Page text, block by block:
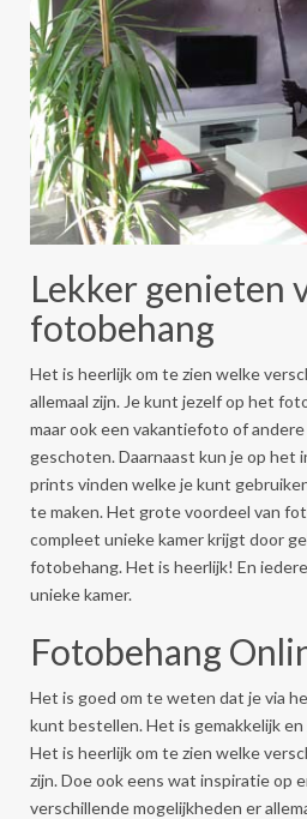
Lekker genieten
fotobehang
Het is heerlijk om te zien welke
allemaal zijn. Je kunt jezelf op het
maar ook een vakantiefoto of
geschoten. Daarnaast kun je op
prints vinden welke je kunt
te maken. Het grote voordeel van
compleet unieke kamer krijgt door
fotobehang. Het is heerlijk! En
unieke kamer.
Fotobehang
Het is goed om te weten dat je via
kunt bestellen. Het is gemakkelijk
Het is heerlijk om te zien welke
zijn. Doe ook eens wat inspiratie op
verschillende mogelijkheden er